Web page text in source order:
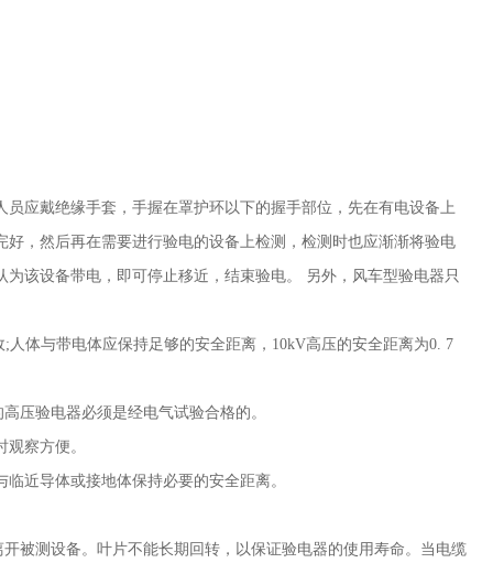
应戴绝缘手套，手握在罩护环以下的握手部位，先在有电设备上
，然后再在需要进行验电的设备上检测，检测时也应渐渐将验电
该设备带电，即可停止移近，结束验电。 另外，风车型验电器只
; 人体与带电体应保持足够的安全距离， 10kV高压的安全距离为0. 7
高压验电器必须是经电气试验合格的。
时观察方便。
近导体或接地体保持必要的安全距离。
被测设备。叶片不能长期回转，以保证验电器的使用寿命。当电缆